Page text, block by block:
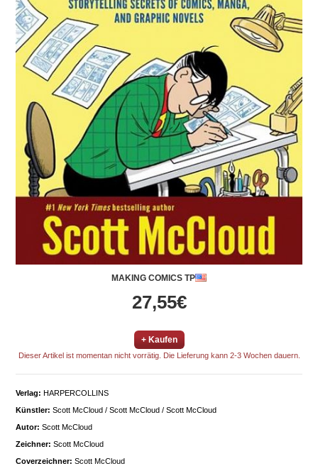
MAKING COMICS TP
27,55€
+ Kaufen
Dieser Artikel ist momentan nicht vorrätig. Die Lieferung kann 2-3 Wochen dauern.
Verlag: HARPERCOLLINS
Künstler: Scott McCloud / Scott McCloud / Scott McCloud
Autor: Scott McCloud
Zeichner: Scott McCloud
Coverzeichner: Scott McCloud